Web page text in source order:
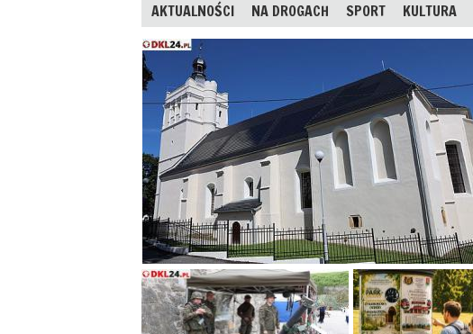
AKTUALNOŚCI NA DROGACH SPORT KULTURA